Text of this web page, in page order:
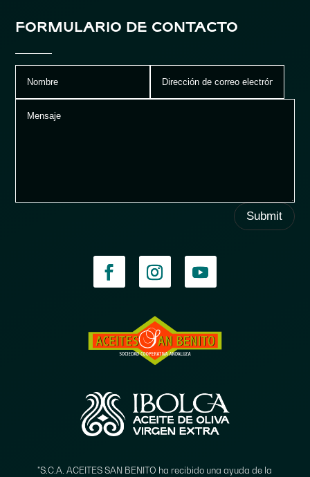
FORMULARIO DE CONTACTO
Submit
"S.C.A. ACEITES SAN BENITO ha recibido una ayuda de la